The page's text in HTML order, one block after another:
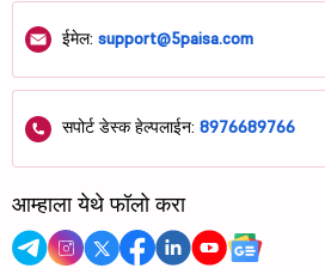
ईमेल: support@5paisa.com
सपोर्ट डेस्क हेल्पलाईन: 8976689766
आम्हाला येथे फॉलो करा